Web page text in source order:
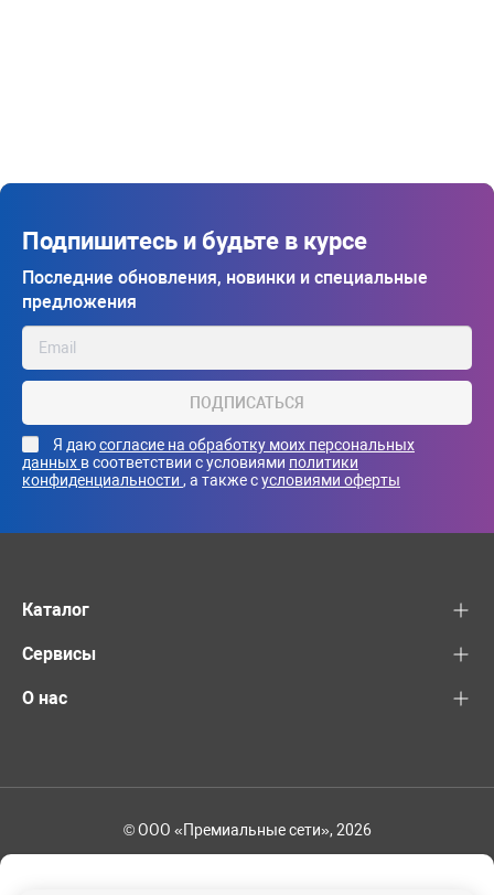
Подпишитесь и будьте в курсе
Последние обновления, новинки и специальные
предложения
ПОДПИСАТЬСЯ
Я даюсогласие на обработку моих персональных
данных в соответствии с условиями политики
конфиденциальности , а также сусловиями оферты
Каталог
Сервисы
О нас
© ООО «Премиальные сети», 2026